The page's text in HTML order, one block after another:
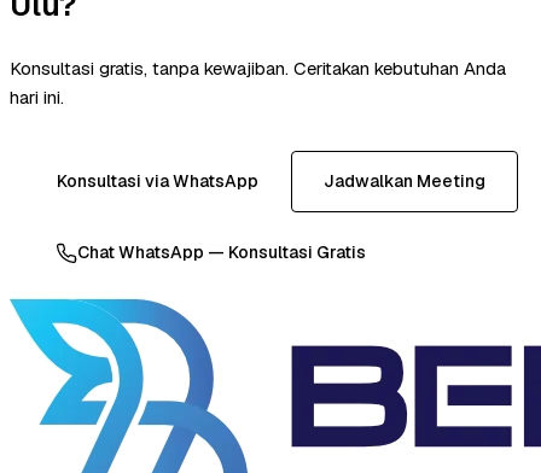
Konsultasi gratis, tanpa kewajiban. Ceritakan kebutuhan Anda
hari ini.
Konsultasi via WhatsApp Jadwalkan Meeting
Chat WhatsApp — Konsultasi Gratis